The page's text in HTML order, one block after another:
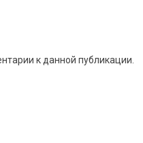
к данной публикации.